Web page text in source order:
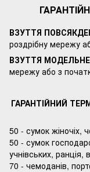
ВЗУТТЯ
роздрібну мережу
ВЗУТТЯ МОДЕЛЬНЕ
мережу або з
ГАРАНТІЙНИЙ
50 - сумок жіночіх,
50 - сумок
учнівських, ранція,
70 - чемоданів,